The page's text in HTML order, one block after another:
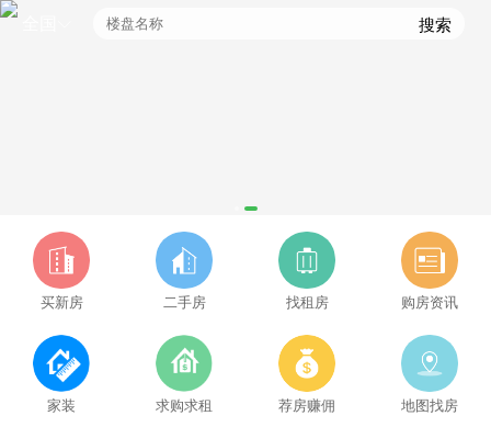
搜索
买新房 二手房 找租房 购房资讯
家装 求购求租 荐房赚佣 地图找房